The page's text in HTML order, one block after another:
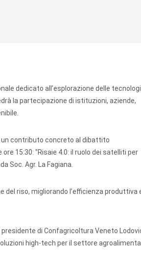
dedicato all’esplorazione delle
la partecipazione di istituzioni, aziende,
un contributo concreto al dibattito
15:30: "Risaie 4.0: il ruolo dei satelliti per
Soc. Agr. La Fagiana.
riso, migliorando l’efficienza produttiva
di Confagricoltura Veneto
high-tech per il settore